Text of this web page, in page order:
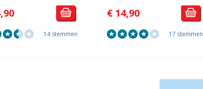
14 stemmen
€ 14,90
17 stemmen